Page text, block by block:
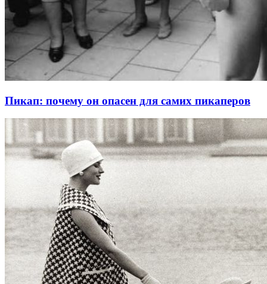
Пикап: почему он опасен для самих пикаперов